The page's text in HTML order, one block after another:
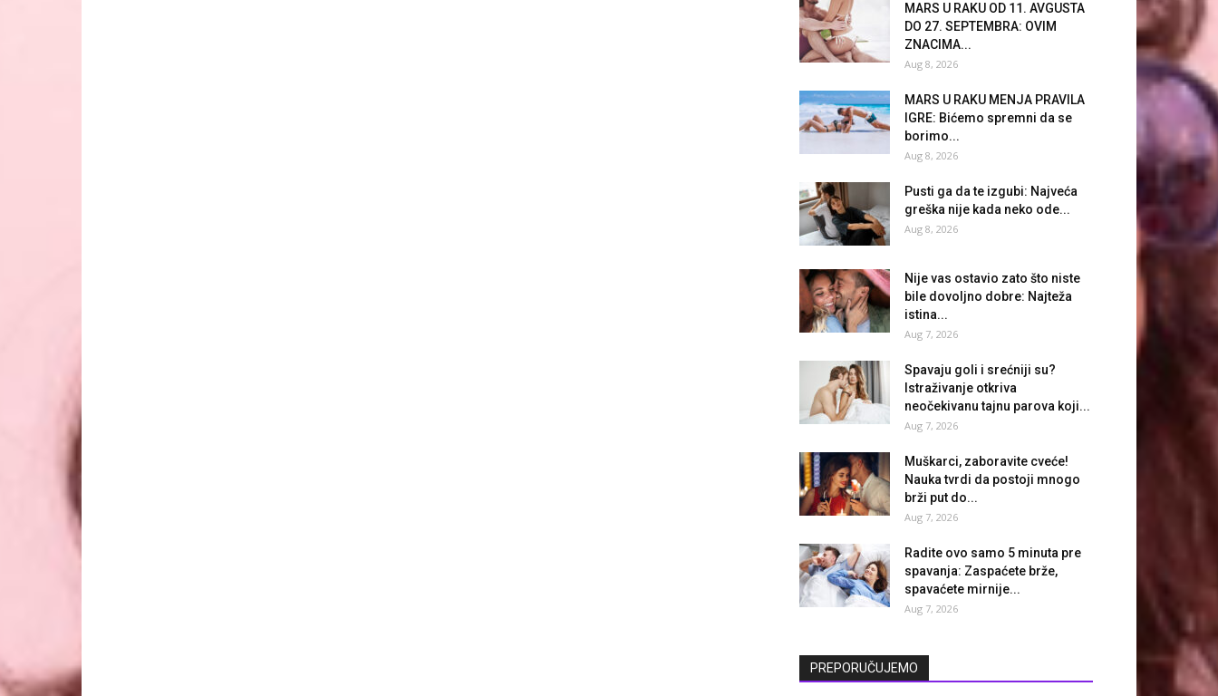
MARS U RAKU OD 11. AVGUSTA
DO 27. SEPTEMBRA: OVIM
ZNACIMA...
Aug 8, 2026
MARS U RAKU MENJA PRAVILA
IGRE: Bićemo spremni da se
borimo...
Aug 8, 2026
Pusti ga da te izgubi: Najveća
greška nije kada neko ode...
Aug 8, 2026
Nije vas ostavio zato što niste
bile dovoljno dobre: Najteža
istina...
Aug 7, 2026
Spavaju goli i srećniji su?
Istraživanje otkriva
neočekivanu tajnu parova koji...
Aug 7, 2026
Muškarci, zaboravite cveće!
Nauka tvrdi da postoji mnogo
brži put do...
Aug 7, 2026
Radite ovo samo 5 minuta pre
spavanja: Zaspaćete brže,
spavaćete mirnije...
Aug 7, 2026
PREPORUČUJEMO